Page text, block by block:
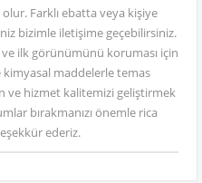
Farklı ebatta veya kişiye
bizimle iletişime geçebilirsiniz.
ilk görünümünü koruması için
kimyasal maddelerle temas
ve hizmet kalitemizi geliştirmek
bırakmanızı önemle rica
ederiz.